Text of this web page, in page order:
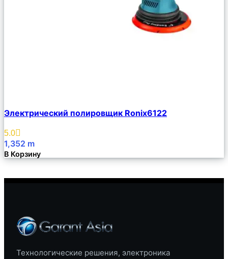
Описание
Избранное
Электрический полировщик Ronix6122
5.0
1,352 m
В Корзину
Технологические решения, электроника